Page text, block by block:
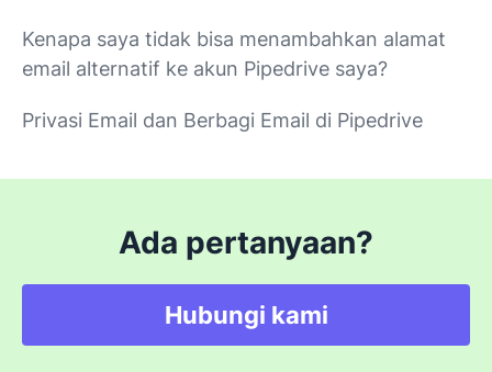
Kenapa saya tidak bisa menambahkan alamat
email alternatif ke akun Pipedrive saya?
Privasi Email dan Berbagi Email di Pipedrive
Ada pertanyaan?
Hubungi kami